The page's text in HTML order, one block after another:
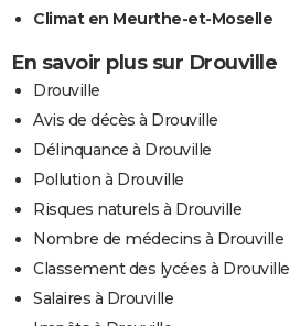
Climat en Meurthe-et-Moselle
En savoir plus sur Drouville
Drouville
Avis de décès à Drouville
Délinquance à Drouville
Pollution à Drouville
Risques naturels à Drouville
Nombre de médecins à Drouville
Classement des lycées à Drouville
Salaires à Drouville